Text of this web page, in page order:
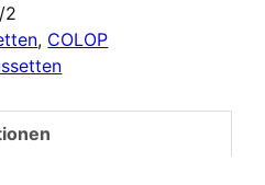
2
, COLOP